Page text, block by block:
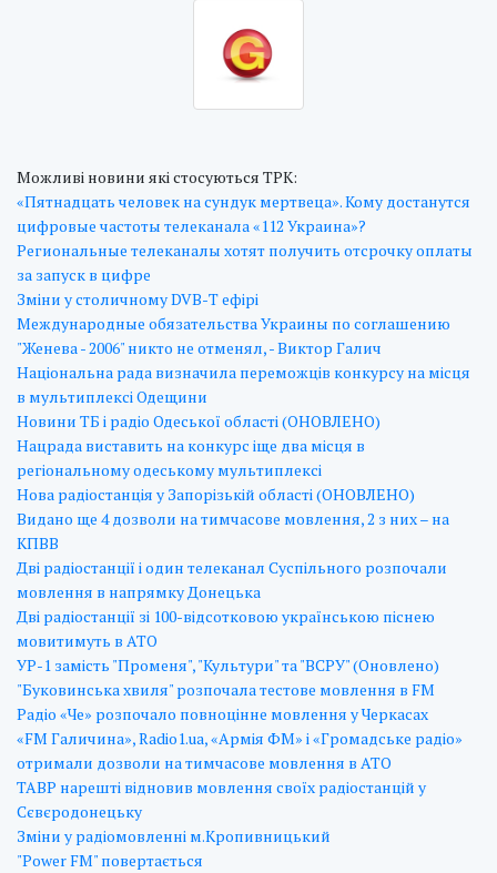
Можливі новини які стосуються ТРК:
«Пятнадцать человек на сундук мертвеца». Кому достанутся
цифровые частоты телеканала «112 Украина»?
Региональные телеканалы хотят получить отсрочку оплаты
за запуск в цифре
Зміни у столичному DVB-Т ефірі
Международные обязательства Украины по соглашению
"Женева - 2006" никто не отменял, - Виктор Галич
Національна рада визначила переможців конкурсу на місця
в мультиплексі Одещини
Новини ТБ і радіо Одеської області (ОНОВЛЕНО)
Нацрада виставить на конкурс іще два місця в
регіональному одеському мультиплексі
Нова радіостанція у Запорізькій області (ОНОВЛЕНО)
Видано ще 4 дозволи на тимчасове мовлення, 2 з них – на
КПВВ
Дві радіостанції і один телеканал Суспільного розпочали
мовлення в напрямку Донецька
Дві радіостанції зі 100-відсотковою українською піснею
мовитимуть в АТО
УР-1 замість "Променя", "Культури" та "ВСРУ" (Оновлено)
"Буковинська хвиля" розпочала тестове мовлення в FM
Радіо «Че» розпочало повноцінне мовлення у Черкасах
«FM Галичина», Radio1.ua, «Армія ФМ» і «Громадське радіо»
отримали дозволи на тимчасове мовлення в АТО
ТАВР нарешті відновив мовлення своїх радіостанцій у
Сєвєродонецьку
Зміни у радіомовленні м.Кропивницький
"Power FM" повертається